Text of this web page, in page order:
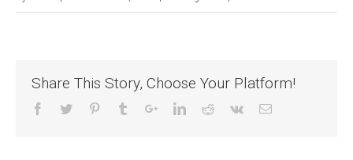
Share This Story, Choose Your Platform!